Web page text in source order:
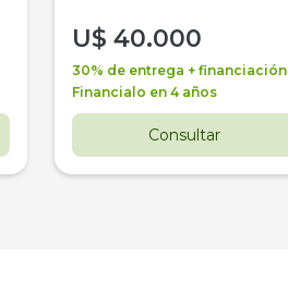
U$ 40.000
30% de entrega + financiación
Financialo en 4 años
Consultar